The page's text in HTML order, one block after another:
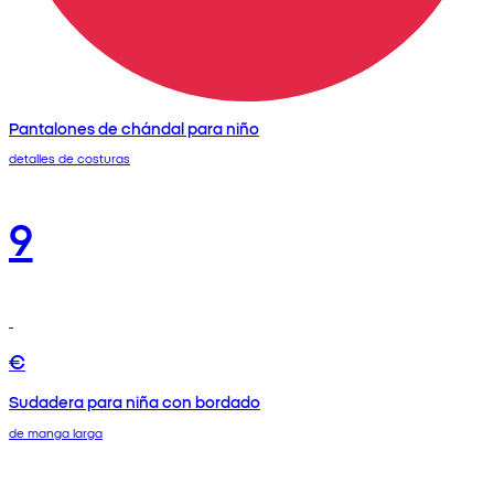
Pantalones de chándal para niño
detalles de costuras
9
€
Sudadera para niña con bordado
de manga larga